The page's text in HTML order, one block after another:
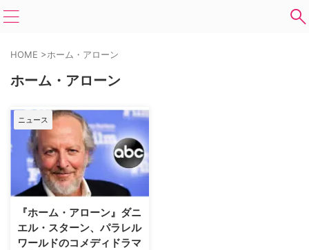
HOME >ホーム・アローン
ホーム・アローン
ニュース
『ホーム・アローン』ダニ
エル・スターン、パラレル
ワールドのコメディドラマ